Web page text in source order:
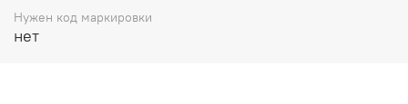
Нужен код маркировки
нет